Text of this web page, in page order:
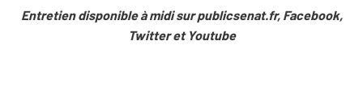
Entretien disponible à midi sur publicsenat.fr, Facebook,
Twitter et Youtube